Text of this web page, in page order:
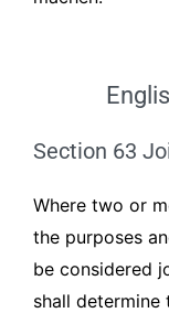
Section 63
Where two or
the purposes
be considered
shall determine